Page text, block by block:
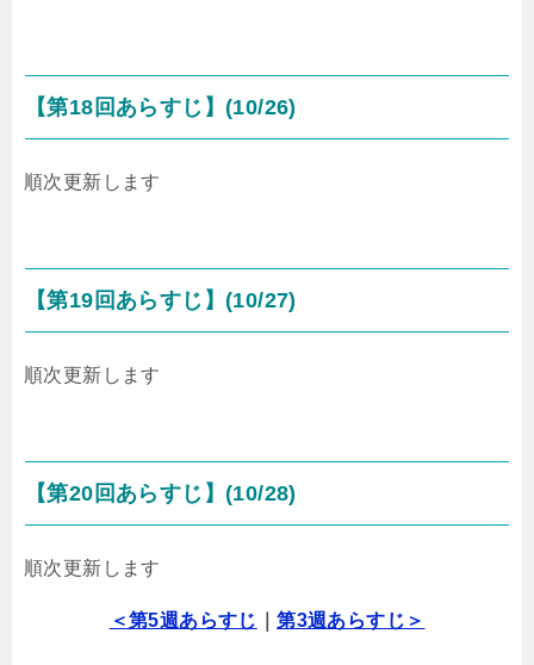
【第18回あらすじ】(10/26)
順次更新します
【第19回あらすじ】(10/27)
順次更新します
【第20回あらすじ】(10/28)
順次更新します
＜第5週あらすじ ｜第3週あらすじ＞